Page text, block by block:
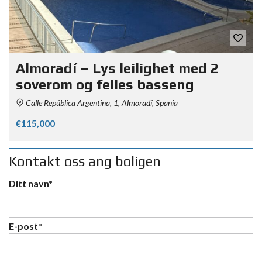
Almoradí – Lys leilighet med 2
soverom og felles basseng
Calle República Argentina, 1, Almoradí, Spania
€115,000
Kontakt oss ang boligen
Ditt navn*
E-post*